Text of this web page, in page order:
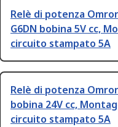
Relè di potenza
G6DN bobina 5V cc,
circuito stampato 5A
Relè di potenza
bobina 24V cc,
circuito stampato 5A